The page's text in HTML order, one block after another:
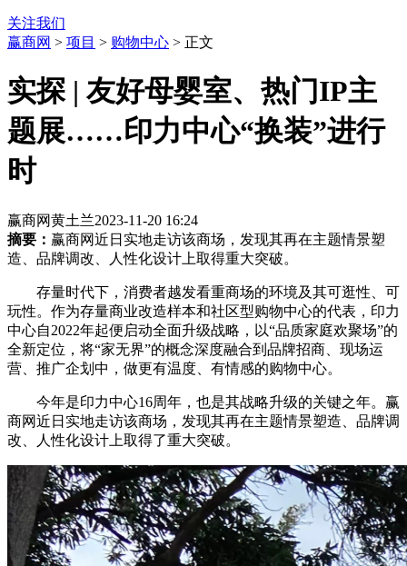
关注我们
赢商网 > 项目 > 购物中心 > 正文
实探 | 友好母婴室、热门IP主
题展……印力中心“换装”进行
时
赢商网黄土兰2023-11-20 16:24
摘要： 赢商网近日实地走访该商场，发现其再在主题情景塑
造、品牌调改、人性化设计上取得重大突破。
存量时代下，消费者越发看重商场的环境及其可逛性、可
玩性。作为存量商业改造样本和社区型购物中心的代表，印力
中心自2022年起便启动全面升级战略，以“品质家庭欢聚场”的
全新定位，将“家无界”的概念深度融合到品牌招商、现场运
营、推广企划中，做更有温度、有情感的购物中心。
今年是印力中心16周年，也是其战略升级的关键之年。赢
商网近日实地走访该商场，发现其再在主题情景塑造、品牌调
改、人性化设计上取得了重大突破。